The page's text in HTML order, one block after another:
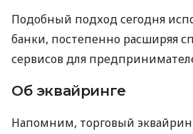
Подобный подход сегодня
банки, постепенно расширяя
сервисов для
Об эквайринге
Напомним, торговый